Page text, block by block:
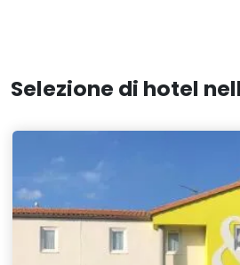
Selezione di hotel